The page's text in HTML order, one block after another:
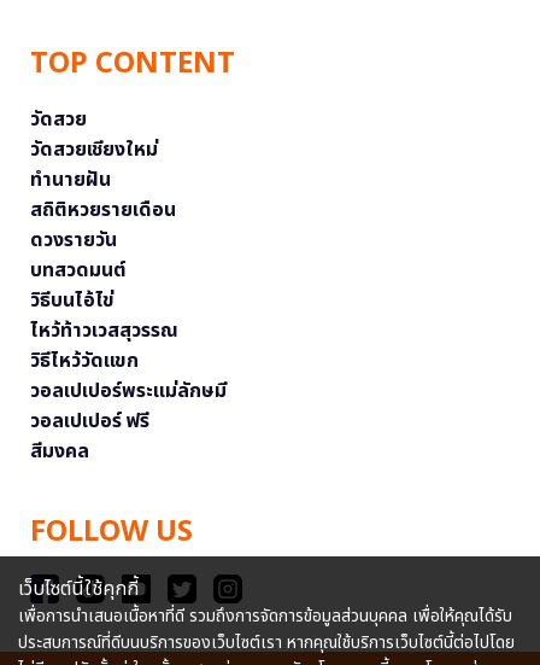
TOP CONTENT
วัดสวย
วัดสวยเชียงใหม่
ทำนายฝัน
สถิติหวยรายเดือน
ดวงรายวัน
บทสวดมนต์
วิธีบนไอ้ไข่
ไหว้ท้าวเวสสุวรรณ
วิธีไหว้วัดแขก
วอลเปเปอร์พระแม่ลักษมี
วอลเปเปอร์ ฟรี
สีมงคล
FOLLOW US
เว็บไซต์นี้ใช้คุกกี้
เพื่อการนำเสนอเนื้อหาที่ดี รวมถึงการจัดการข้อมูลส่วนบุคคล เพื่อให้คุณได้รับ
ประสบการณ์ที่ดีบนบริการของเว็บไซต์เรา หากคุณใช้บริการเว็บไซต์นี้ต่อไปโดย